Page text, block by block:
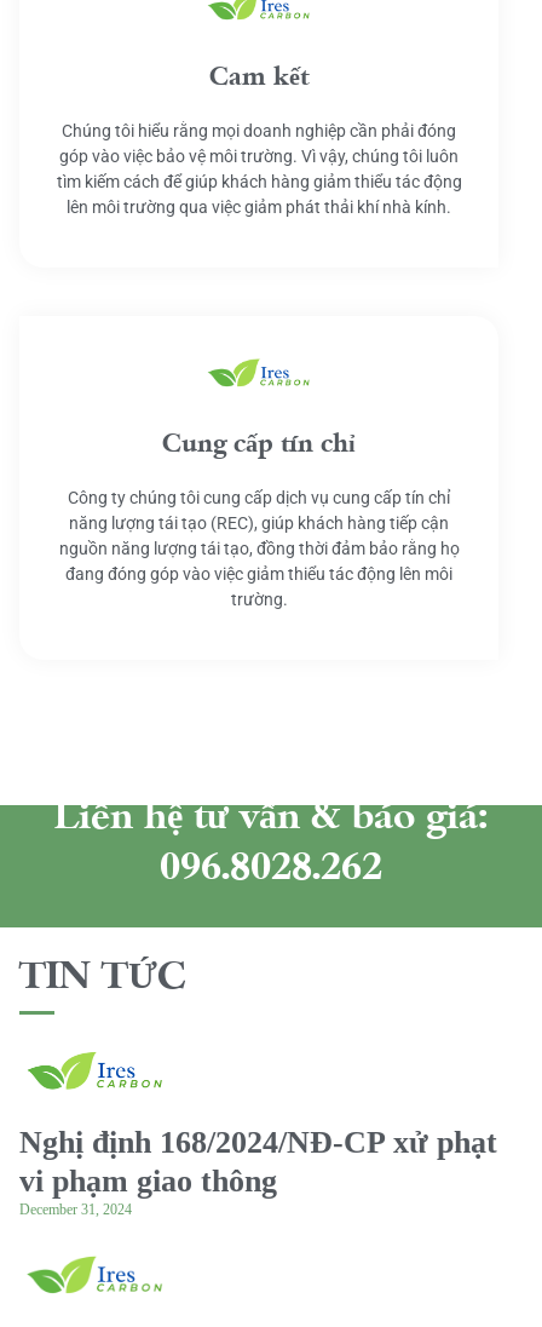
Cam kết
Chúng tôi hiểu rằng mọi doanh nghiệp cần phải đóng
góp vào việc bảo vệ môi trường. Vì vậy, chúng tôi luôn
tìm kiếm cách để giúp khách hàng giảm thiểu tác động
lên môi trường qua việc giảm phát thải khí nhà kính.
Cung cấp tín chỉ
Công ty chúng tôi cung cấp dịch vụ cung cấp tín chỉ
năng lượng tái tạo (REC), giúp khách hàng tiếp cận
nguồn năng lượng tái tạo, đồng thời đảm bảo rằng họ
đang đóng góp vào việc giảm thiểu tác động lên môi
trường.
Liên hệ tư vấn & báo giá:
096.8028.262
TIN TỨC
Nghị định 168/2024/NĐ-CP xử phạt
vi phạm giao thông
December 31, 2024